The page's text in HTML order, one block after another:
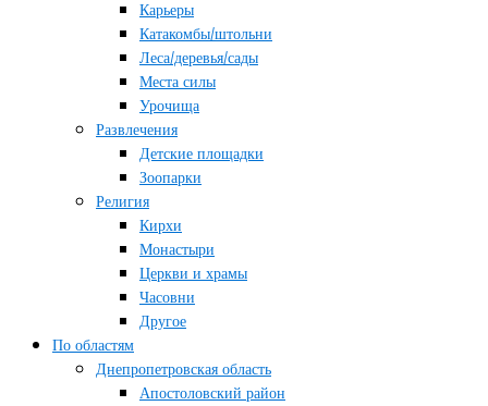
Карьеры
Катакомбы/штольни
Леса/деревья/сады
Места силы
Урочища
Развлечения
Детские площадки
Зоопарки
Религия
Кирхи
Монастыри
Церкви и храмы
Часовни
Другое
По областям
Днепропетровская область
Апостоловский район